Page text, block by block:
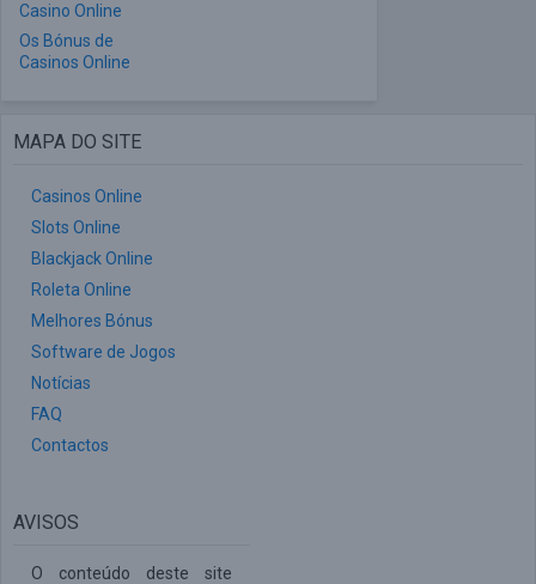
Casino Online
Os Bónus de
Casinos Online
MAPA DO SITE
Casinos Online
Slots Online
Blackjack Online
Roleta Online
Melhores Bónus
Software de Jogos
Notícias
FAQ
Contactos
AVISOS
O conteúdo deste site